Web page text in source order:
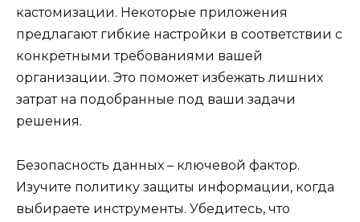
кастомизации. Некоторые приложения
предлагают гибкие настройки в соответствии с
конкретными требованиями вашей
организации. Это поможет избежать лишних
затрат на подобранные под ваши задачи
решения.
Безопасность данных – ключевой фактор.
Изучите политику защиты информации, когда
выбираете инструменты. Убедитесь, что